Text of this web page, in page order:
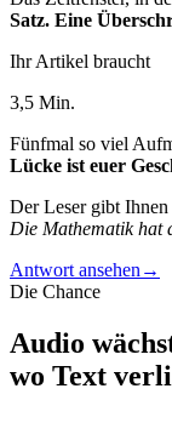
Satz. Eine
Ihr Artikel braucht
3,5 Min.
Fünfmal so viel
Lücke ist euer
Der Leser gibt
Die Mathematik hat
Antwort ansehen →
Die Chance
Audio
wo Text